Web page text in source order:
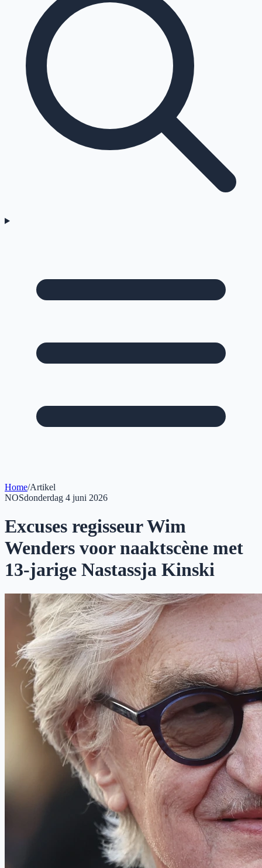
Home/Artikel
NOSdonderdag 4 juni 2026
Excuses regisseur Wim
Wenders voor naaktscène met
13-jarige Nastassja Kinski